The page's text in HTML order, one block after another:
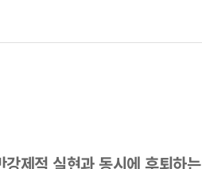
제적 실현과 동시에 후퇴하